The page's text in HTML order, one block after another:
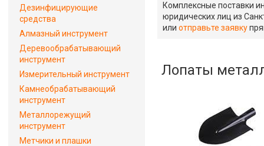
Комплексные поставки
юридических лиц из
илиотправьте заявку
Лопаты
Дезинфицирующие
средства
Алмазный инструмент
Деревообрабатывающий
инструмент
Измерительный инструмент
Камнеобрабатывающий
инструмент
Металлорежущий
инструмент
Метчики и плашки